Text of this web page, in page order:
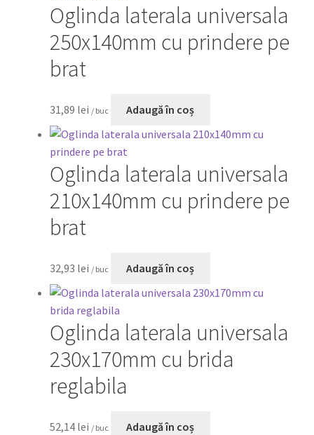
Oglinda laterala universala
250x140mm cu prindere pe
brat
31,89 lei / buc Adaugă în coș
Oglinda laterala universala
210x140mm cu prindere pe
brat
32,93 lei / buc Adaugă în coș
Oglinda laterala universala
230x170mm cu brida
reglabila
52,14 lei / buc Adaugă în coș